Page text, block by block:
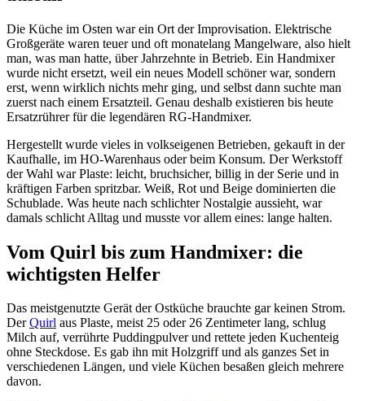
Die Küche im Osten war ein Ort der Improvisation. Elektrische
Großgeräte waren teuer und oft monatelang Mangelware, also hielt
man, was man hatte, über Jahrzehnte in Betrieb. Ein Handmixer
wurde nicht ersetzt, weil ein neues Modell schöner war, sondern
erst, wenn wirklich nichts mehr ging, und selbst dann suchte man
zuerst nach einem Ersatzteil. Genau deshalb existieren bis heute
Ersatzrührer für die legendären RG-Handmixer.
Hergestellt wurde vieles in volkseigenen Betrieben, gekauft in der
Kaufhalle, im HO-Warenhaus oder beim Konsum. Der Werkstoff
der Wahl war Plaste: leicht, bruchsicher, billig in der Serie und in
kräftigen Farben spritzbar. Weiß, Rot und Beige dominierten die
Schublade. Was heute nach schlichter Nostalgie aussieht, war
damals schlicht Alltag und musste vor allem eines: lange halten.
Vom Quirl bis zum Handmixer: die
wichtigsten Helfer
Das meistgenutzte Gerät der Ostküche brauchte gar keinen Strom.
DerQuirl aus Plaste, meist 25 oder 26 Zentimeter lang, schlug
Milch auf, verrührte Puddingpulver und rettete jeden Kuchenteig
ohne Steckdose. Es gab ihn mit Holzgriff und als ganzes Set in
verschiedenen Längen, und viele Küchen besaßen gleich mehrere
davon.